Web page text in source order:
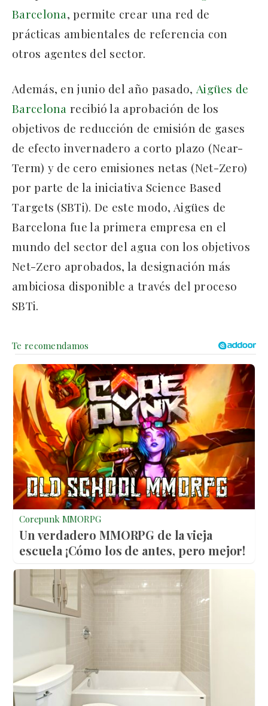
Barcelona, permite crear una red de
prácticas ambientales de referencia con
otros agentes del sector.
Además, en junio del año pasado, Aigües de
Barcelona recibió la aprobación de los
objetivos de reducción de emisión de gases
de efecto invernadero a corto plazo (Near-
Term) y de cero emisiones netas (Net-Zero)
por parte de la iniciativa Science Based
Targets (SBTi). De este modo, Aigües de
Barcelona fue la primera empresa en el
mundo del sector del agua con los objetivos
Net-Zero aprobados, la designación más
ambiciosa disponible a través del proceso
SBTi.
Corepunk MMORPG
Un verdadero MMORPG de la vieja
escuela ¡Cómo los de antes, pero mejor!